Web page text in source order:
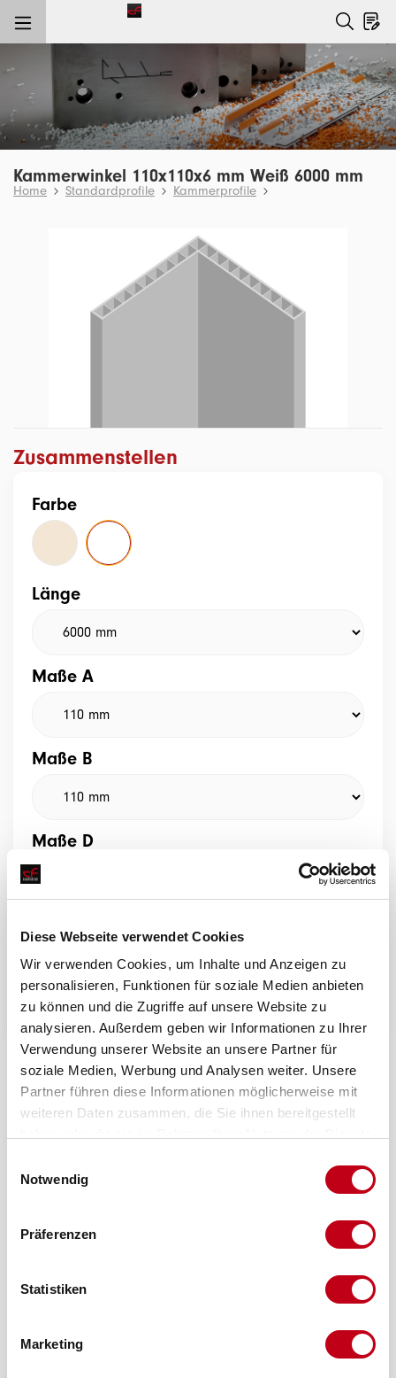
Diese Webseite verwendet Cookies
Wir verwenden Cookies, um Inhalte und Anzeigen zu
personalisieren, Funktionen für soziale Medien anbieten
zu können und die Zugriffe auf unsere Website zu
analysieren. Außerdem geben wir Informationen zu Ihrer
Verwendung unserer Website an unsere Partner für
soziale Medien, Werbung und Analysen weiter. Unsere
Partner führen diese Informationen möglicherweise mit
weiteren Daten zusammen, die Sie ihnen bereitgestellt
Notwendig
Präferenzen
Statistiken
Marketing
springen
Kammerwinkel 110x110x6 mm Weiß 6000 mm
Home Standardprofile Kammerprofile
Zusammenstellen
Farbe
Länge
Maße A
Maße B
Maße D
Ein Angebot anfragen